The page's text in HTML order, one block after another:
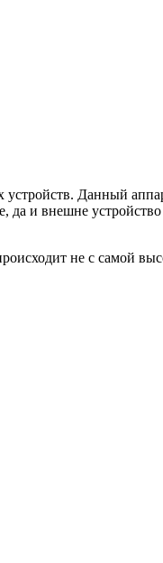
Данный
да и внешне
не с самой